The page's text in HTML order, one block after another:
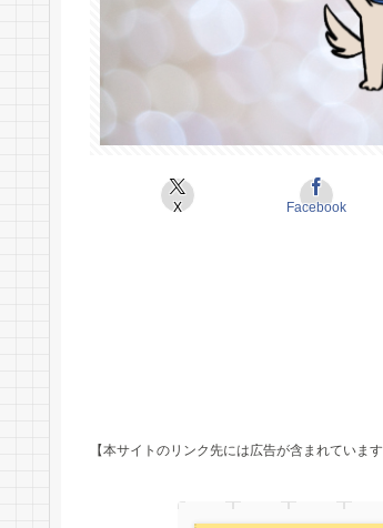
X Facebook
【本サイトのリンク先には広告が含まれています